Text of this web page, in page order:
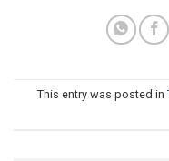
This entry was posted in